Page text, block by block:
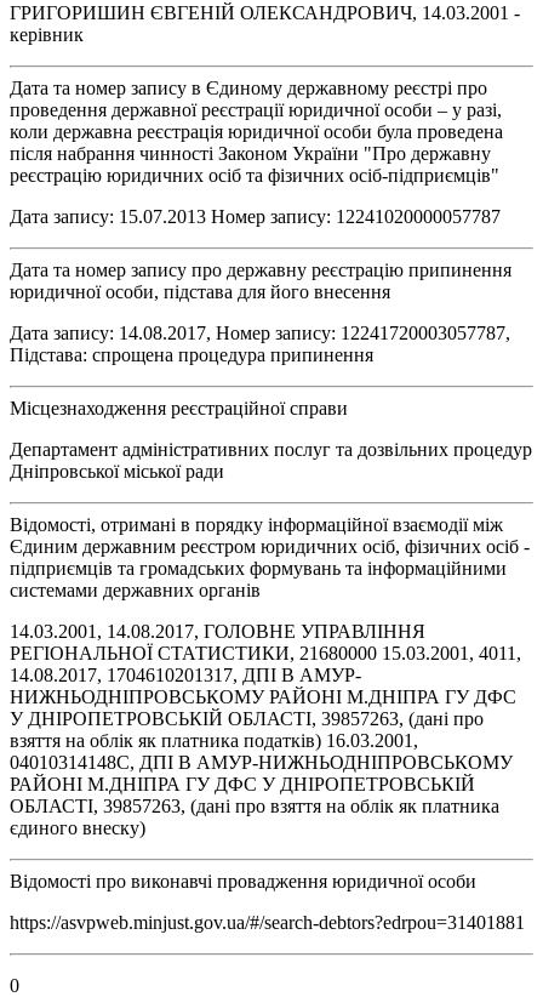
ГРИГОРИШИН ЄВГЕНІЙ ОЛЕКСАНДРОВИЧ, 14.03.2001 -
керівник
Дата та номер запису в Єдиному державному реєстрі про
проведення державної реєстрації юридичної особи – у разі,
коли державна реєстрація юридичної особи була проведена
після набрання чинності Законом України "Про державну
реєстрацію юридичних осіб та фізичних осіб-підприємців"
Дата запису: 15.07.2013 Номер запису: 12241020000057787
Дата та номер запису про державну реєстрацію припинення
юридичної особи, підстава для його внесення
Дата запису: 14.08.2017, Номер запису: 12241720003057787,
Підстава: спрощена процедура припинення
Місцезнаходження реєстраційної справи
Департамент адміністративних послуг та дозвільних процедур
Дніпровської міської ради
Відомості, отримані в порядку інформаційної взаємодії між
Єдиним державним реєстром юридичних осіб, фізичних осіб -
підприємців та громадських формувань та інформаційними
системами державних органів
14.03.2001, 14.08.2017, ГОЛОВНЕ УПРАВЛІННЯ
РЕГІОНАЛЬНОЇ СТАТИСТИКИ, 21680000 15.03.2001, 4011,
14.08.2017, 1704610201317, ДПI В АМУР-
НИЖНЬОДНIПРОВСЬКОМУ РАЙОНI М.ДНIПРА ГУ ДФС
У ДНIРОПЕТРОВСЬКIЙ ОБЛАСТI, 39857263, (дані про
взяття на облік як платника податків) 16.03.2001,
04010314148С, ДПI В АМУР-НИЖНЬОДНIПРОВСЬКОМУ
РАЙОНI М.ДНIПРА ГУ ДФС У ДНIРОПЕТРОВСЬКIЙ
ОБЛАСТI, 39857263, (дані про взяття на облік як платника
єдиного внеску)
Відомості про виконавчі провадження юридичної особи
https://asvpweb.minjust.gov.ua/#/search-debtors?edrpou=31401881
0